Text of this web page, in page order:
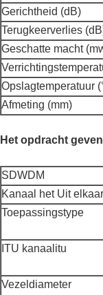
Gerichtheid (dB)
Terugkeerverlies
Geschatte macht
Opslagtemperatuur
Afmeting (mm)
Het opdracht
SDWDM
Kanaal het Uit
Toepassingstype
ITU kanaalitu
Vezeldiameter